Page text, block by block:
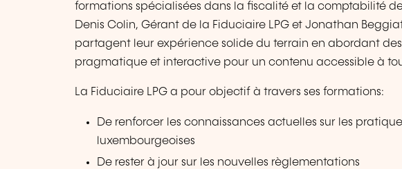
formations spécialisées dans la fiscalité et la comptabilité
Denis Colin, Gérant de la Fiduciaire LPG et Jonathan
partagent leur expérience solide du terrain en abordant
pragmatique et interactive pour un contenu accessible à
La Fiduciaire LPG a pour objectif à travers ses formations:
De renforcer les connaissances actuelles sur les
luxembourgeoises
De rester à jour sur les nouvelles règlementations